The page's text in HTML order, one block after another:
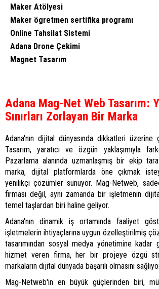
Maker Atölyesi
Maker ögretmen sertifika programı
Online Tahsilat Sistemi
Adana Drone Çekimi
Magnet Tasarım
Adana Mag-Net Web Tasarım:
Sınırları Zorlayan Bir Marka
Adana'nın dijital dünyasında dikkatleri
Tasarım, yaratıcı ve özgün yaklaşımıyla
Pazarlama alanında uzmanlaşmış bir ekip
marka, dijital platformlarda öne çıkmak
yenilikçi çözümler sunuyor. Mag-Netweb,
firması değil, aynı zamanda bir işletmenin
temel taşlardan biri haline geliyor.
Adana'nın dinamik iş ortamında faaliyet
işletmelerin ihtiyaçlarına uygun özelleştirilmiş
tasarımından sosyal medya yönetimine
hizmet veren firma, her bir projeye özgü
markaların dijital dünyada başarılı olmasını
Mag-Netweb'in en büyük güçlerinden biri,